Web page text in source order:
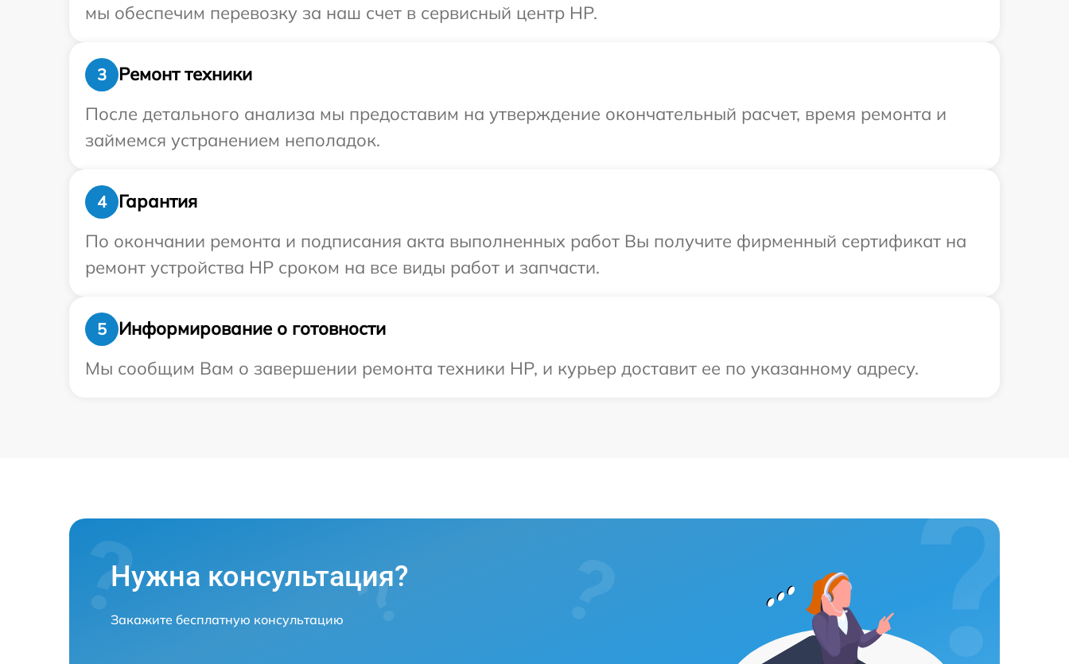
мы обеспечим перевозку за наш счет в сервисный центр HP.
3
Ремонт техники
После детального анализа мы предоставим на утверждение окончательный расчет, время ремонта и
займемся устранением неполадок.
4
Гарантия
По окончании ремонта и подписания акта выполненных работ Вы получите фирменный сертификат на
ремонт устройства HP сроком на все виды работ и запчасти.
5
Информирование о готовности
Мы сообщим Вам о завершении ремонта техники HP, и курьер доставит ее по указанному адресу.
Нужна консультация?
Закажите бесплатную консультацию